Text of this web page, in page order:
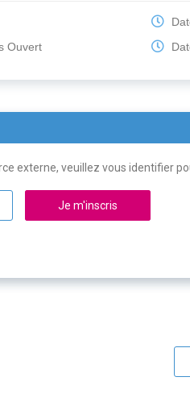
Ouvert
externe, veuillez vous identifier
Je m'inscris